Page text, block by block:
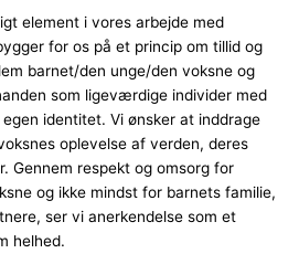
element i vores arbejde med
for os på et princip om tillid og
barnet/den unge/den voksne og
som ligeværdige individer med
identitet. Vi ønsker at inddrage
oplevelse af verden, deres
Gennem respekt og omsorg for
og ikke mindst for barnets familie,
ser vi anerkendelse som et
helhed.